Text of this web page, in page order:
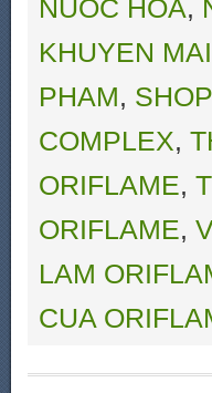
NUOC HOA,
KHUYEN MAI
PHAM,
COMPLEX,
ORIFLAME,
ORIFLAME,
LAM
CUA